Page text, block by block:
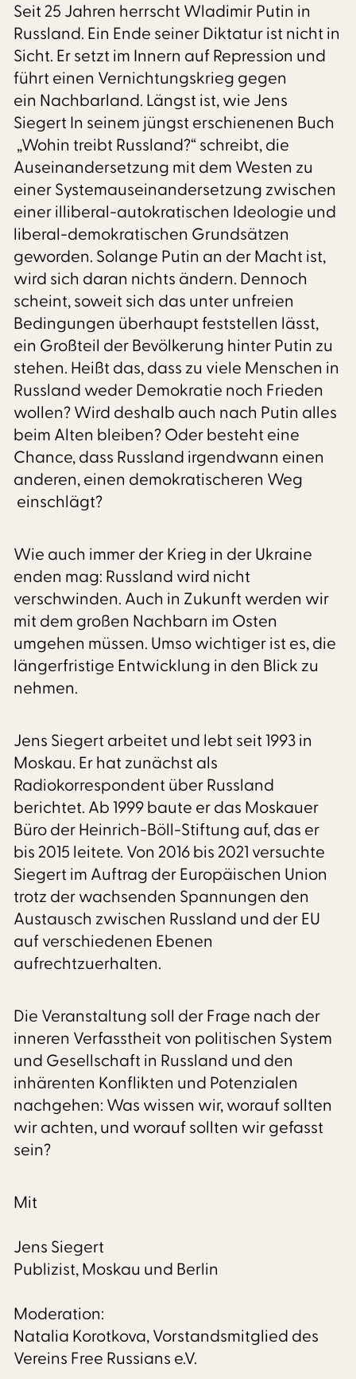
Seit 25 Jahren herrscht Wladimir Putin in
Russland. Ein Ende seiner Diktatur ist nicht in
Sicht. Er setzt im Innern auf Repression und
führt einen Vernichtungskrieg gegen
ein Nachbarland. Längst ist, wie Jens
Siegert In seinem jüngst erschienenen Buch
„Wohin treibt Russland?“ schreibt, die
Auseinandersetzung mit dem Westen zu
einer Systemauseinandersetzung zwischen
einer illiberal-autokratischen Ideologie und
liberal-demokratischen Grundsätzen
geworden. Solange Putin an der Macht ist,
wird sich daran nichts ändern. Dennoch
scheint, soweit sich das unter unfreien
Bedingungen überhaupt feststellen lässt,
ein Großteil der Bevölkerung hinter Putin zu
stehen. Heißt das, dass zu viele Menschen in
Russland weder Demokratie noch Frieden
wollen? Wird deshalb auch nach Putin alles
beim Alten bleiben? Oder besteht eine
Chance, dass Russland irgendwann einen
anderen, einen demokratischeren Weg
einschlägt?
Wie auch immer der Krieg in der Ukraine
enden mag: Russland wird nicht
verschwinden. Auch in Zukunft werden wir
mit dem großen Nachbarn im Osten
umgehen müssen. Umso wichtiger ist es, die
längerfristige Entwicklung in den Blick zu
nehmen.
Jens Siegert arbeitet und lebt seit 1993 in
Moskau. Er hat zunächst als
Radiokorrespondent über Russland
berichtet. Ab 1999 baute er das Moskauer
Büro der Heinrich-Böll-Stiftung auf, das er
bis 2015 leitete. Von 2016 bis 2021 versuchte
Siegert im Auftrag der Europäischen Union
trotz der wachsenden Spannungen den
Austausch zwischen Russland und der EU
auf verschiedenen Ebenen
aufrechtzuerhalten.
Die Veranstaltung soll der Frage nach der
inneren Verfasstheit von politischen System
und Gesellschaft in Russland und den
inhärenten Konflikten und Potenzialen
nachgehen: Was wissen wir, worauf sollten
wir achten, und worauf sollten wir gefasst
sein?
Mit
Jens Siegert
Publizist, Moskau und Berlin
Moderation:
Natalia Korotkova, Vorstandsmitglied des
Vereins Free Russians e.V.